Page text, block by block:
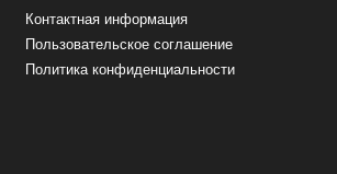
Контактная информация
Пользовательское соглашение
Политика конфиденциальности